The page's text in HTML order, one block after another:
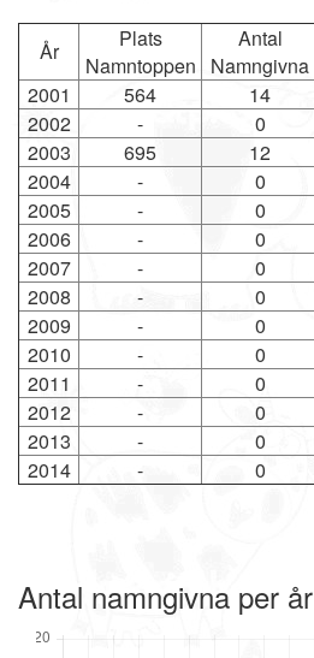
År
Plats
Namntoppen
Antal
Namngivna
2001
564
14
2002
-
0
2003
695
12
2004
-
0
2005
-
0
2006
-
0
2007
-
0
2008
-
0
2009
-
0
2010
-
0
2011
-
0
2012
-
0
2013
-
0
2014
- 0
Antal namngivna per år